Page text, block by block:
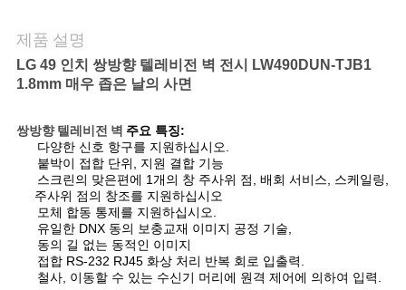
하
십
시
제품 설명
LG 49 인치 쌍방향 텔레비전 벽 전시 LW490DUN-TJB1
1.8mm 매우 좁은 날의 사면
쌍방향 텔레비전 벽 주요 특징:
다양한 신호 항구를 지원하십시오.
붙박이 접합 단위, 지원 결합 기능
스크린의 맞은편에 1개의 창 주사위 점, 배회 서비스, 스케일링,
주사위 점의 창조를 지원하십시오
모체 합동 통제를 지원하십시오.
유일한 DNX 동의 보충교재 이미지 공정 기술,
동의 길 없는 동적인 이미지
접합 RS-232 RJ45 화상 처리 반복 회로 입출력.
철사, 이동할 수 있는 수신기 머리에 원격 제어에 의하여 입력.